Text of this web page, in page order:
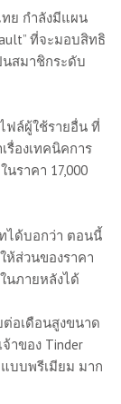
ย กำลังมีแผน
ที่จะมอบสิทธิ
นสมาชิกระดับ
ฟล์ผู้ใช้รายอื่น ที่
รื่องเทคนิคการ
ราคา 17,000
ทได้บอกว่า ตอนนี้
ห้ส่วนของราคา
นภายหลังได้
ต่อเดือนสูงขนาด
าของ Tinder
บบพรีเมียม มาก